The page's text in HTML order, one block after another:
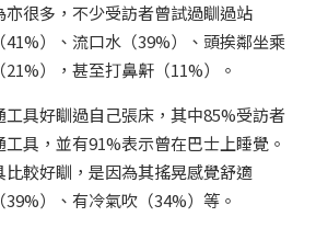
很多，不少受訪者曾試過瞓過站
41%）、流口水（39%）、頭挨鄰坐乘
），甚至打鼻鼾（11%）。
具好瞓過自己張床，其中85%受訪者
具，並有91%表示曾在巴士上睡覺。
較好瞓，是因為其搖晃感覺舒適
39%）、有冷氣吹（34%）等。